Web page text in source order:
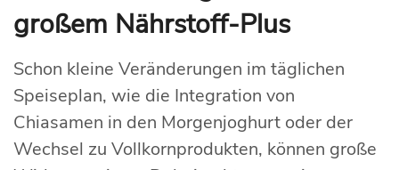
großem Nährstoff-Plus
Schon kleine Veränderungen im täglichen
Speiseplan, wie die Integration von
Chiasamen in den Morgenjoghurt oder der
Wechsel zu Vollkornprodukten, können große